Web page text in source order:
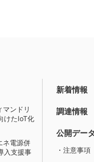
マンドリ
けたIoT化
ネ電源併
入支援事
新着情報
調達情報
公開データ
・注意事項